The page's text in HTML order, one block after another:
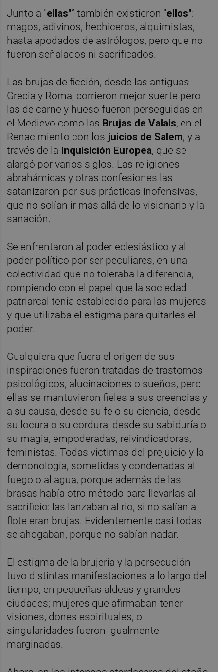
Junto a "ellas"” también existieron "ellos":
magos, adivinos, hechiceros, alquimistas,
hasta apodados de astrólogos, pero que no
fueron señalados ni sacrificados.
Las brujas de ficción, desde las antiguas
Grecia y Roma, corrieron mejor suerte pero
las de carne y hueso fueron perseguidas en
el Medievo como las Brujas de Valais, en el
Renacimiento con los juicios de Salem, y a
través de la Inquisición Europea, que se
alargó por varios siglos. Las religiones
abrahámicas y otras confesiones las
satanizaron por sus prácticas inofensivas,
que no solían ir más allá de lo visionario y la
sanación.
Se enfrentaron al poder eclesiástico y al
poder político por ser peculiares, en una
colectividad que no toleraba la diferencia,
rompiendo con el papel que la sociedad
patriarcal tenía establecido para las mujeres
y que utilizaba el estigma para quitarles el
poder.
Cualquiera que fuera el origen de sus
inspiraciones fueron tratadas de trastornos
psicológicos, alucinaciones o sueños, pero
ellas se mantuvieron fieles a sus creencias y
a su causa, desde su fe o su ciencia, desde
su locura o su cordura, desde su sabiduría o
su magia, empoderadas, reivindicadoras,
feministas. Todas víctimas del prejuicio y la
demonología, sometidas y condenadas al
fuego o al agua, porque además de las
brasas había otro método para llevarlas al
sacrificio: las lanzaban al rio, si no salían a
flote eran brujas. Evidentemente casi todas
se ahogaban, porque no sabían nadar.
El estigma de la brujería y la persecución
tuvo distintas manifestaciones a lo largo del
tiempo, en pequeñas aldeas y grandes
ciudades; mujeres que afirmaban tener
visiones, dones espirituales, o
singularidades fueron igualmente
marginadas.